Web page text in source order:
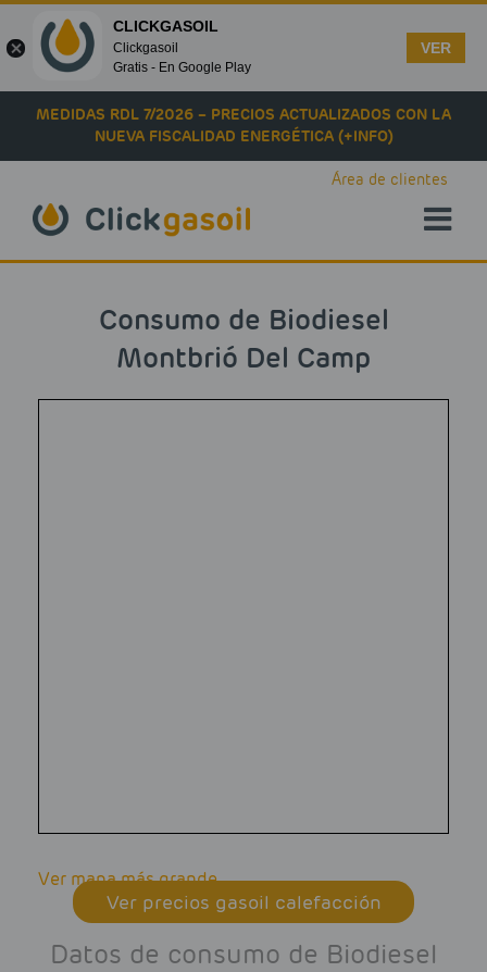
Skip to main content
MEDIDAS RDL 7/2026 – PRECIOS ACTUALIZADOS CON LA
NUEVA FISCALIDAD ENERGÉTICA (+INFO)
Área de clientes
Consumo de Biodiesel
Montbrió Del Camp
Ver mapa más grande
Ver precios gasoil calefacción
Datos de consumo de Biodiesel
CLICKGASOIL
Clickgasoil
Gratis - En Google Play
VER